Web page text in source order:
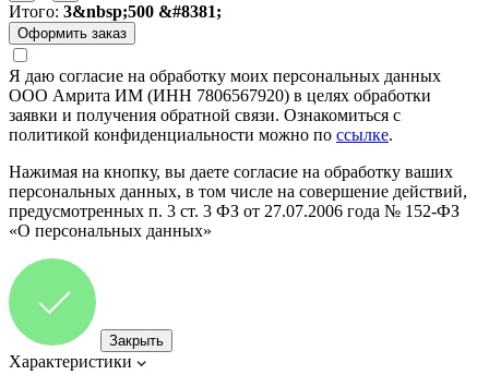
Итого: 3&nbsp;500 &#8381;
Я даю согласие на обработку моих персональных данных
ООО Амрита ИМ (ИНН 7806567920) в целях обработки
заявки и получения обратной связи. Ознакомиться с
политикой конфиденциальности можно по ссылке.
Нажимая на кнопку, вы даете согласие на обработку ваших
персональных данных, в том числе на совершение действий,
предусмотренных п. 3 ст. 3 ФЗ от 27.07.2006 года № 152-ФЗ
«О персональных данных»
Закрыть
Характеристики